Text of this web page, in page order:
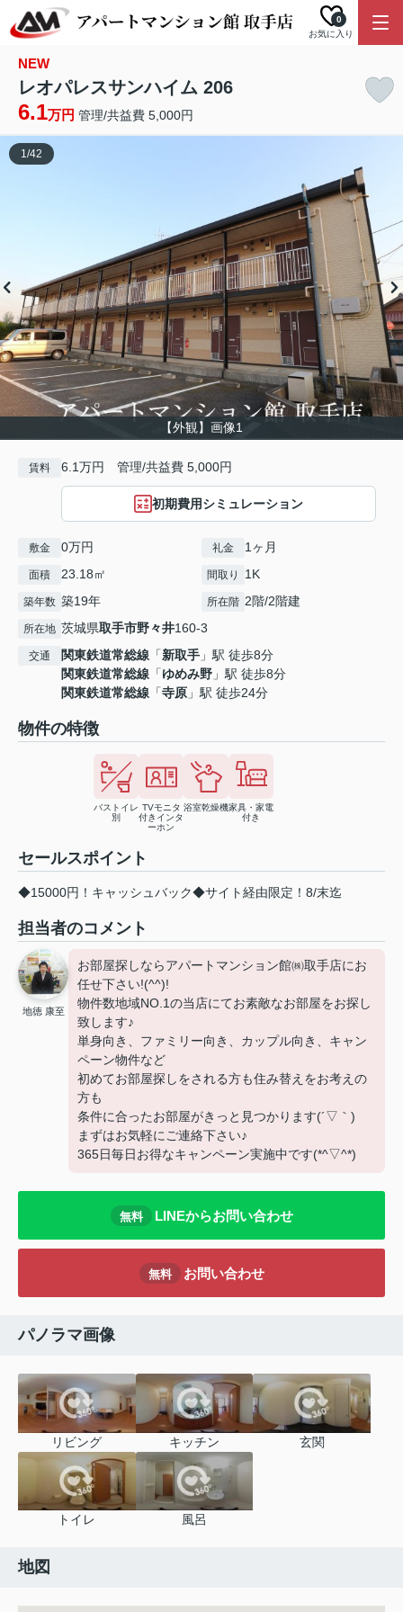
お気に入り
0
NEW
レオパレスサンハイム 206
6.1万円 管理/共益費 5,000円
【外観】画像1
1/42
賃料 6.1万円 管理/共益費 5,000円
初期費用シミュレーション
敷金 0万円 礼金 1ヶ月
面積 23.18㎡ 間取り 1K
築年数 築19年 所在階 2階/2階建
所在地 茨城県取手市野々井160-3
交通 関東鉄道常総線 「新取手 」駅 徒歩8分
関東鉄道常総線 「ゆめみ野 」駅 徒歩8分
関東鉄道常総線 「寺原 」駅 徒歩24分
物件の特徴
バストイレ
別
TVモニタ
付きインタ
ーホン
浴室乾燥機家具・家電
付き
セールスポイント
◆15000円！キャッシュバック◆サイト経由限定！8/末迄
担当者のコメント
地徳 康至
お部屋探しならアパートマンション館㈱取手店にお
任せ下さい!(^^)!
物件数地域NO.1の当店にてお素敵なお部屋をお探し
致します♪
単身向き、ファミリー向き、カップル向き、キャン
ペーン物件など
初めてお部屋探しをされる方も住み替えをお考えの
方も
条件に合ったお部屋がきっと見つかります(´▽｀)
まずはお気軽にご連絡下さい♪
365日毎日お得なキャンペーン実施中です(*^▽^*)
無料 LINEからお問い合わせ
無料 お問い合わせ
パノラマ画像
リビング キッチン 玄関
トイレ 風呂
地図